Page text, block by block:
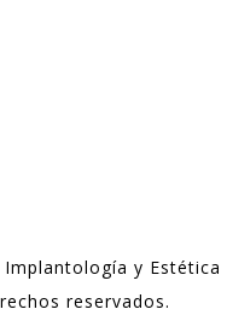
y Estética
reservados.